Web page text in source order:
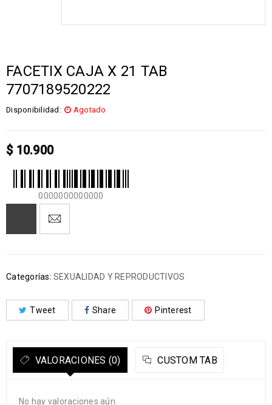
FACETIX CAJA X 21 TAB
7707189520222
Disponibilidad: Agotado
$10.900
0000000000000
Categorías: SEXUALIDAD Y REPRODUCTIVOS
Tweet Share Pinterest
VALORACIONES (0) CUSTOM TAB
No hay valoraciones aún.